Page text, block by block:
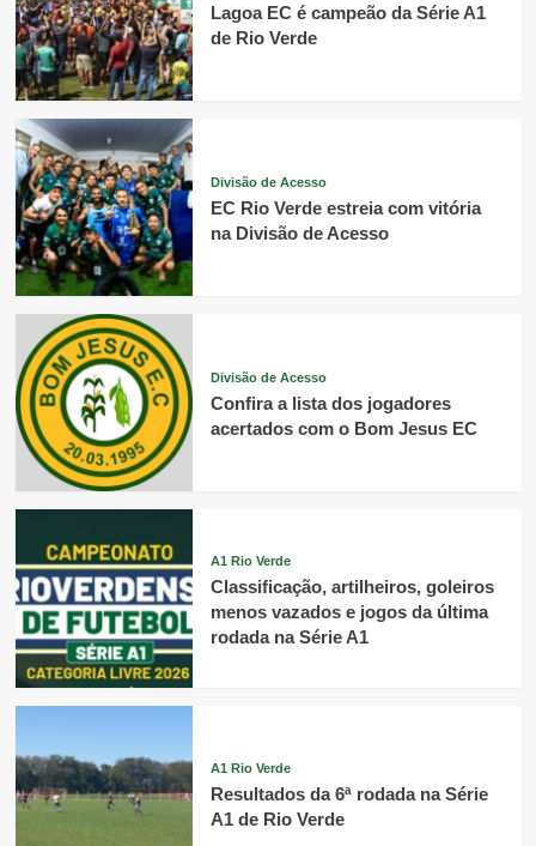
Lagoa EC é campeão da Série A1
de Rio Verde
Divisão de Acesso
EC Rio Verde estreia com vitória
na Divisão de Acesso
Divisão de Acesso
Confira a lista dos jogadores
acertados com o Bom Jesus EC
A1 Rio Verde
Classificação, artilheiros, goleiros
menos vazados e jogos da última
rodada na Série A1
A1 Rio Verde
Resultados da 6ª rodada na Série
A1 de Rio Verde